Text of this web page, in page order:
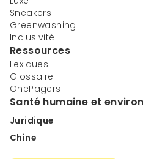
Sneakers
Greenwashing
Inclusivité
Ressources
Lexiques
Glossaire
OnePagers
Santé humaine et
Juridique
Chine